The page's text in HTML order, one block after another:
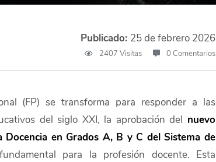
Publicado: 25 de febrero 2026
2407 Visitas 0 Comentarios
(FP) se transforma para responder a las
del siglo XXI, la aprobación del nuevo
en Grados A, B y C del Sistema de
para la profesión docente. Esta